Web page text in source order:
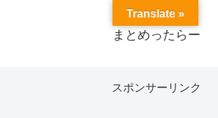
まとめったらー
スポンサーリンク
Translate »